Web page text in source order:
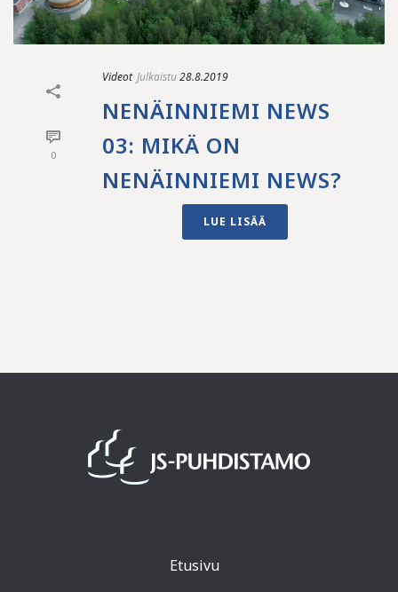
0
Videot Julkaistu28.8.2019
NENÄINNIEMI NEWS
03: MIKÄ ON
NENÄINNIEMI NEWS?
LUE LISÄÄ
Etusivu